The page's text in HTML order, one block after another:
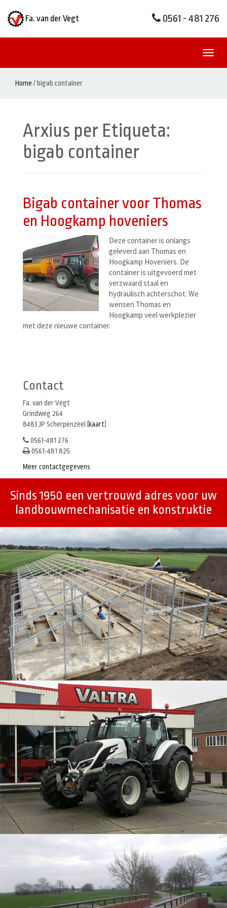
Fa. van der Vegt 0561 - 481 276
Home /bigab container
Arxius per Etiqueta:
bigab container
Bigab container voor Thomas
en Hoogkamp hoveniers
Deze container is onlangs
geleverd aan Thomas en
Hoogkamp Hoveniers. De
container is uitgevoerd met
verzwaard staal en
hydraulisch achterschot. We
wensen Thomas en
Hoogkamp veel werkplezier
met deze nieuwe container.
Contact
Fa. van der Vegt
Grindweg 264
8483 JP Scherpenzeel (
kaart
0561-481 276
0561-481 825
Meer contactgegevens
Sinds 1950 een vertrouwd adres voor uw
landbouwmechanisatie en konstruktie